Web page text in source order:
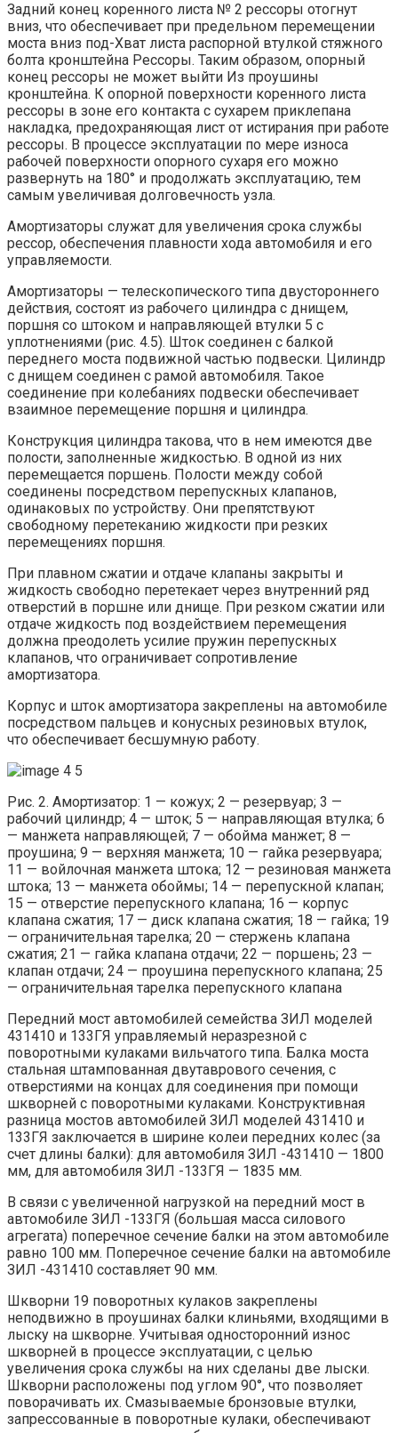
Задний конец коренного листа № 2 рессоры отогнут
вниз, что обеспечивает при предельном перемещении
моста вниз под-Хват листа распорной втулкой стяжного
болта кронштейна Рессоры. Таким образом, опорный
конец рессоры не может выйти Из проушины
кронштейна. К опорной поверхности коренного листа
рессоры в зоне его контакта с сухарем приклепана
накладка, предохраняющая лист от истирания при работе
рессоры. В процессе эксплуатации по мере износа
рабочей поверхности опорного сухаря его можно
развернуть на 180° и продолжать эксплуатацию, тем
самым увеличивая долговечность узла.
Амортизаторы служат для увеличения срока службы
рессор, обеспечения плавности хода автомобиля и его
управляемости.
Амортизаторы — телескопического типа двустороннего
действия, состоят из рабочего цилиндра с днищем,
поршня со штоком и направляющей втулки 5 с
уплотнениями (рис. 4.5). Шток соединен с балкой
переднего моста подвижной частью подвески. Цилиндр
с днищем соединен с рамой автомобиля. Такое
соединение при колебаниях подвески обеспечивает
взаимное перемещение поршня и цилиндра.
Конструкция цилиндра такова, что в нем имеются две
полости, заполненные жидкостью. В одной из них
перемещается поршень. Полости между собой
соединены посредством перепускных клапанов,
одинаковых по устройству. Они препятствуют
свободному перетеканию жидкости при резких
перемещениях поршня.
При плавном сжатии и отдаче клапаны закрыты и
жидкость свободно перетекает через внутренний ряд
отверстий в поршне или днище. При резком сжатии или
отдаче жидкость под воздействием перемещения
должна преодолеть усилие пружин перепускных
клапанов, что ограничивает сопротивление
амортизатора.
Корпус и шток амортизатора закреплены на автомобиле
посредством пальцев и конусных резиновых втулок,
что обеспечивает бесшумную работу.
Рис. 2. Амортизатор: 1 — кожух; 2 — резервуар; 3 —
рабочий цилиндр; 4 — шток; 5 — направляющая втулка; 6
— манжета направляющей; 7 — обойма манжет; 8 —
проушина; 9 — верхняя манжета; 10 — гайка резервуара;
11 — войлочная манжета штока; 12 — резиновая манжета
штока; 13 — манжета обоймы; 14 — перепускной клапан;
15 — отверстие перепускного клапана; 16 — корпус
клапана сжатия; 17 — диск клапана сжатия; 18 — гайка; 19
— ограничительная тарелка; 20 — стержень клапана
сжатия; 21 — гайка клапана отдачи; 22 — поршень; 23 —
клапан отдачи; 24 — проушина перепускного клапана; 25
— ограничительная тарелка перепускного клапана
Передний мост автомобилей семейства ЗИЛ моделей
431410 и 133ГЯ управляемый неразрезной с
поворотными кулаками вильчатого типа. Балка моста
стальная штампованная двутаврового сечения, с
отверстиями на концах для соединения при помощи
шкворней с поворотными кулаками. Конструктивная
разница мостов автомобилей ЗИЛ моделей 431410 и
133ГЯ заключается в ширине колеи передних колес (за
счет длины балки): для автомобиля ЗИЛ -431410 — 1800
мм, для автомобиля ЗИЛ -133ГЯ — 1835 мм.
В связи с увеличенной нагрузкой на передний мост в
автомобиле ЗИЛ -133ГЯ (большая масса силового
агрегата) поперечное сечение балки на этом автомобиле
равно 100 мм. Поперечное сечение балки на автомобиле
ЗИЛ -431410 составляет 90 мм.
Шкворни 19 поворотных кулаков закреплены
неподвижно в проушинах балки клиньями, входящими в
лыску на шкворне. Учитывая односторонний износ
шкворней в процессе эксплуатации, с целью
увеличения срока службы на них сделаны две лыски.
Шкворни расположены под углом 90°, что позволяет
поворачивать их. Смазываемые бронзовые втулки,
запрессованные в поворотные кулаки, обеспечивают